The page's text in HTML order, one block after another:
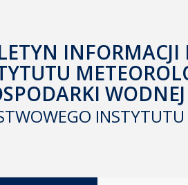
INFORMACJI
WODNEJ